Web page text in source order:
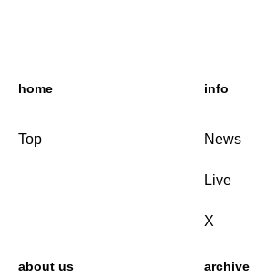
home
Top
info
News
Live
X
about us archive